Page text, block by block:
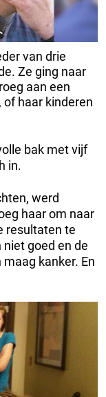
van drie
Ze ging naar
aan een
of haar kinderen
bak met vijf
in.
werd
haar om naar
resultaten te
goed en de
kanker. En